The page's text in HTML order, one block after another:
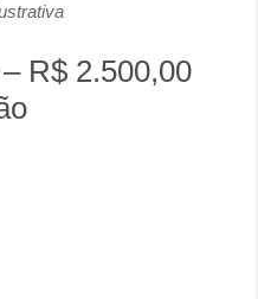
R$ 2.500,00